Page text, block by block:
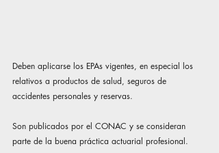
Deben aplicarse los EPAs vigentes, en especial los
relativos a productos de salud, seguros de
accidentes personales y reservas.
Son publicados por el CONAC y se consideran
parte de la buena práctica actuarial profesional.